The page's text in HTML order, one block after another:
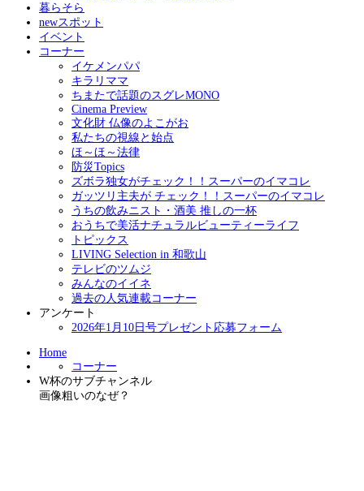
暮らそら
newスポット
イベント
コーナー
イケメンパパ
キラリママ
ちまたで話題のスグレMONO
Cinema Preview
文化財 仏像のよこがお
私たちの視線と始点
ほ～ほ～法律
防災Topics
ズボラ独女がチェック！！スーパーのイマコレ
ガッツリ主夫が チェック！！スーパーのイマコレ
うちの飲みニスト・酒美 推しの一杯
おうちで美活ナチュラルビューティーライフ
トピックス
LIVING Selection in 和歌山
テレビのツムジ
みんなのイイネ
過去の人気連載コーナー
アンケート
2026年1月10日号プレゼント応募フォーム
Home
コーナー
W杯のサブチャンネル
画像粗いのなぜ？